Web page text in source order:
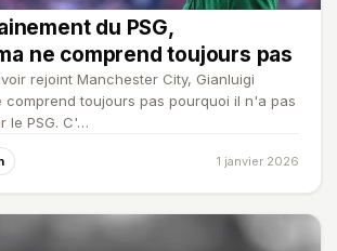
du PSG,
ne comprend toujours pas
rejoint Manchester City, Gianluigi
comprend toujours pas pourquoi il n'a pas
le PSG. C'…
1 janvier 2026